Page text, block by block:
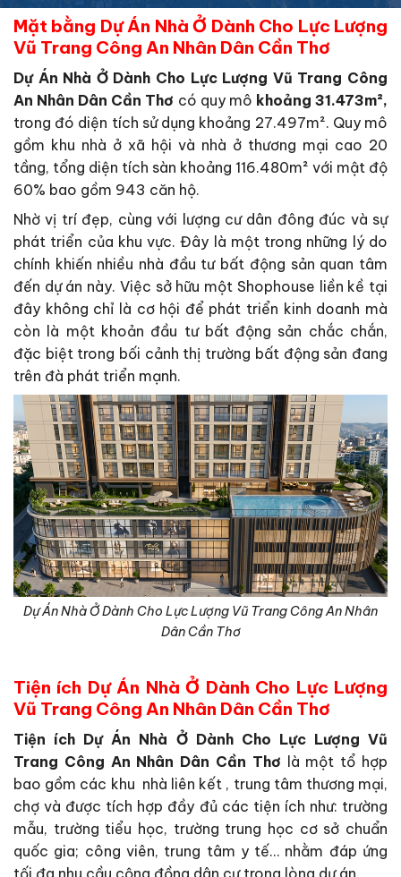
Mặt bằng Dự Án Nhà Ở Dành Cho Lực Lượng
Vũ Trang Công An Nhân Dân Cần Thơ
Dự Án Nhà Ở Dành Cho Lực Lượng Vũ Trang Công
An Nhân Dân Cần Thơ có quy mô khoảng 31.473m²,
trong đó diện tích sử dụng khoảng 27.497m². Quy mô
gồm khu nhà ở xã hội và nhà ở thương mại cao 20
tầng, tổng diện tích sàn khoảng 116.480m² với mật độ
60% bao gồm 943 căn hộ.
Nhờ vị trí đẹp, cùng với lượng cư dân đông đúc và sự
phát triển của khu vực. Đây là một trong những lý do
chính khiến nhiều nhà đầu tư bất động sản quan tâm
đến dự án này. Việc sở hữu một Shophouse liền kề tại
đây không chỉ là cơ hội để phát triển kinh doanh mà
còn là một khoản đầu tư bất động sản chắc chắn,
đặc biệt trong bối cảnh thị trường bất động sản đang
trên đà phát triển mạnh.
Dự Án Nhà Ở Dành Cho Lực Lượng Vũ Trang Công An Nhân
Dân Cần Thơ
Tiện ích Dự Án Nhà Ở Dành Cho Lực Lượng
Vũ Trang Công An Nhân Dân Cần Thơ
Tiện ích Dự Án Nhà Ở Dành Cho Lực Lượng Vũ
Trang Công An Nhân Dân Cần Thơ là một tổ hợp
bao gồm các khu nhà liên kết , trung tâm thương mại,
chợ và được tích hợp đầy đủ các tiện ích như: trường
mẫu, trường tiểu học, trường trung học cơ sở chuẩn
quốc gia; công viên, trung tâm y tế… nhằm đáp ứng
tối đa nhu cầu cộng đồng dân cư trong lòng dự án.